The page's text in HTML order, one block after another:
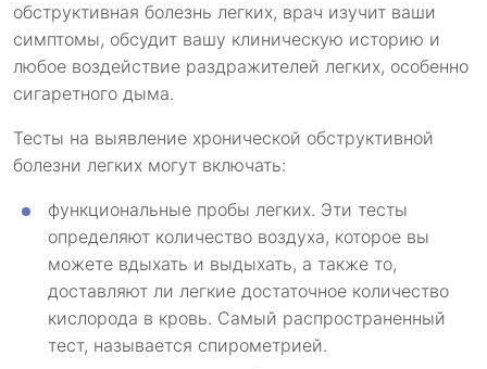
обструктивная болезнь легких, врач изучит ваши
симптомы, обсудит вашу клиническую историю и
любое воздействие раздражителей легких, особенно
сигаретного дыма.
Тесты на выявление хронической обструктивной
болезни легких могут включать:
функциональные пробы легких. Эти тесты
определяют количество воздуха, которое вы
можете вдыхать и выдыхать, а также то,
доставляют ли легкие достаточное количество
кислорода в кровь. Самый распространенный
тест, называется спирометрией.